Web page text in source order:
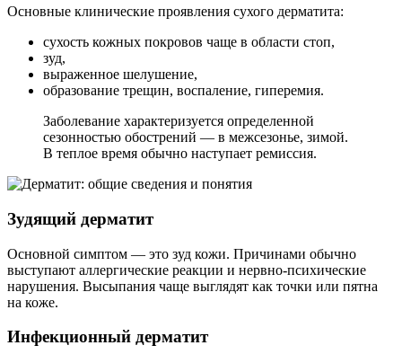
Основные клинические проявления сухого дерматита:
сухость кожных покровов чаще в области стоп,
зуд,
выраженное шелушение,
образование трещин, воспаление, гиперемия.
Заболевание характеризуется определенной
сезонностью обострений — в межсезонье, зимой.
В теплое время обычно наступает ремиссия.
Зудящий дерматит
Основной симптом — это зуд кожи. Причинами обычно
выступают аллергические реакции и нервно-психические
нарушения. Высыпания чаще выглядят как точки или пятна
на коже.
Инфекционный дерматит